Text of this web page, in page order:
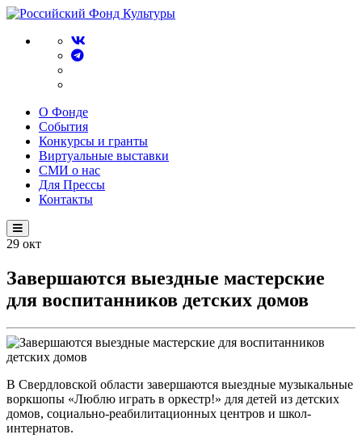
О Фонде
События
Конкурсы и гранты
Виртуальные выставки
СМИ о нас
Для Прессы
Контакты
29 окт
Завершаются выездные мастерские
для воспитанников детских домов
В Свердловской области завершаются выездные музыкальные
воркшопы «Люблю играть в оркестр!» для детей из детских
домов, социально-реабилитационных центров и школ-
интернатов.